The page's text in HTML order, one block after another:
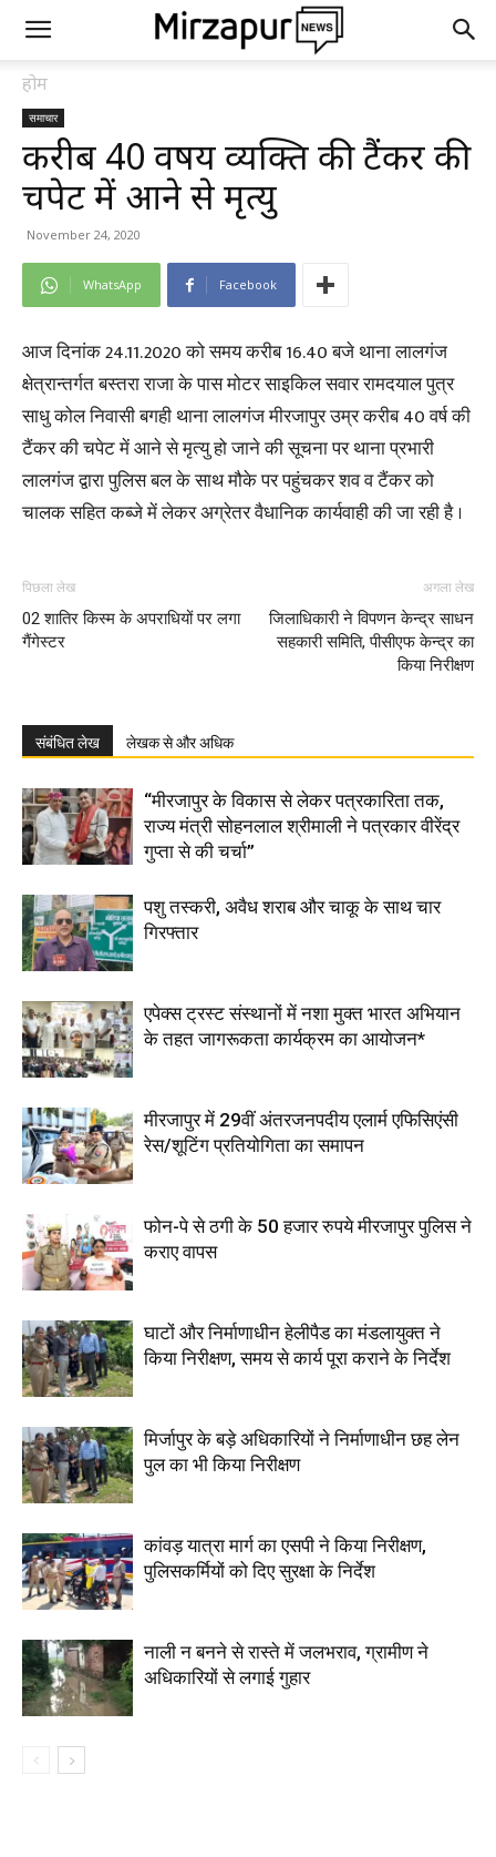
होम
समाचार
करीब 40 वर्षीय व्यक्ति की टैंकर की
चपेट में आने से मृत्यु
November 24, 2020
WhatsApp Facebook
आज दिनांक 24.11.2020 को समय करीब 16.40 बजे थाना लालगंज
क्षेत्रान्तर्गत बस्तरा राजा के पास मोटर साइकिल सवार रामदयाल पुत्र
साधु कोल निवासी बगही थाना लालगंज मीरजापुर उम्र करीब 40 वर्ष की
टैंकर की चपेट में आने से मृत्यु हो जाने की सूचना पर थाना प्रभारी
लालगंज द्वारा पुलिस बल के साथ मौके पर पहुंचकर शव व टैंकर को
चालक सहित कब्जे में लेकर अग्रेतर वैधानिक कार्यवाही की जा रही है ।
पिछला लेख
02 शातिर किस्म के अपराधियों पर लगा
गैंगेस्टर
अगला लेख
जिलाधिकारी ने विपणन केन्द्र साधन
सहकारी समिति, पीसीएफ केन्द्र का
किया निरीक्षण
संबंधित लेख लेखक से और अधिक
“मीरजापुर के विकास से लेकर पत्रकारिता तक,
राज्य मंत्री सोहनलाल श्रीमाली ने पत्रकार वीरेंद्र
गुप्ता से की चर्चा”
पशु तस्करी, अवैध शराब और चाकू के साथ चार
गिरफ्तार
एपेक्स ट्रस्ट संस्थानों में नशा मुक्त भारत अभियान
के तहत जागरूकता कार्यक्रम का आयोजन*
मीरजापुर में 29वीं अंतरजनपदीय एलार्म एफिसिएंसी
रेस/शूटिंग प्रतियोगिता का समापन
फोन-पे से ठगी के 50 हजार रुपये मीरजापुर पुलिस ने
कराए वापस
घाटों और निर्माणाधीन हेलीपैड का मंडलायुक्त ने
किया निरीक्षण, समय से कार्य पूरा कराने के निर्देश
मिर्जापुर के बड़े अधिकारियों ने निर्माणाधीन छह लेन
पुल का भी किया निरीक्षण
कांवड़ यात्रा मार्ग का एसपी ने किया निरीक्षण,
पुलिसकर्मियों को दिए सुरक्षा के निर्देश
नाली न बनने से रास्ते में जलभराव, ग्रामीण ने
अधिकारियों से लगाई गुहार